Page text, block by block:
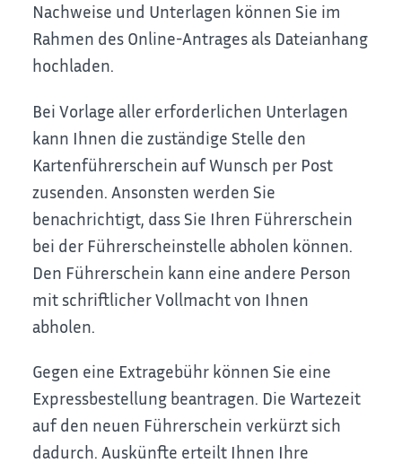
Nachweise und Unterlagen können Sie im
Rahmen des Online-Antrages als Dateianhang
hochladen.
Bei Vorlage aller erforderlichen Unterlagen
kann Ihnen die zuständige Stelle den
Kartenführerschein auf Wunsch per Post
zusenden. Ansonsten werden Sie
benachrichtigt, dass Sie Ihren Führerschein
bei der Führerscheinstelle abholen können.
Den Führerschein kann eine andere Person
mit schriftlicher Vollmacht von Ihnen
abholen.
Gegen eine Extragebühr können Sie eine
Expressbestellung beantragen. Die Wartezeit
auf den neuen Führerschein verkürzt sich
dadurch. Auskünfte erteilt Ihnen Ihre